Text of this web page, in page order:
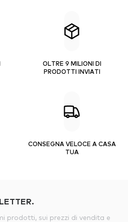
OLTRE 9 MILIONI DI
PRODOTTI INVIATI
CONSEGNA VELOCE A CASA
TUA
prodotti, sui prezzi di vendita e